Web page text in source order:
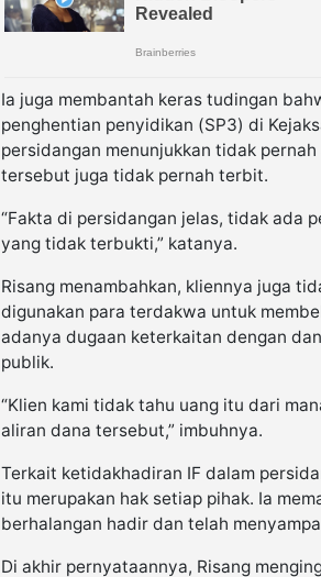
Ia juga membantah keras tudingan
penghentian penyidikan (SP3) di
persidangan menunjukkan tidak
tersebut juga tidak pernah terbit.
“Fakta di persidangan jelas, tidak ada
yang tidak terbukti,” katanya.
Risang menambahkan, kliennya juga
digunakan para terdakwa untuk
adanya dugaan keterkaitan dengan
publik.
“Klien kami tidak tahu uang itu dari
aliran dana tersebut,” imbuhnya.
Terkait ketidakhadiran IF dalam
itu merupakan hak setiap pihak. Ia
berhalangan hadir dan telah
Di akhir pernyataannya, Risang